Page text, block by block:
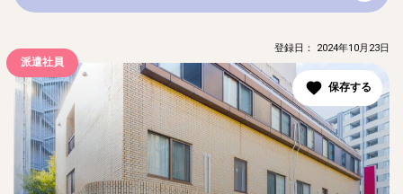
派遣社員
登録日： 2024年10月23日